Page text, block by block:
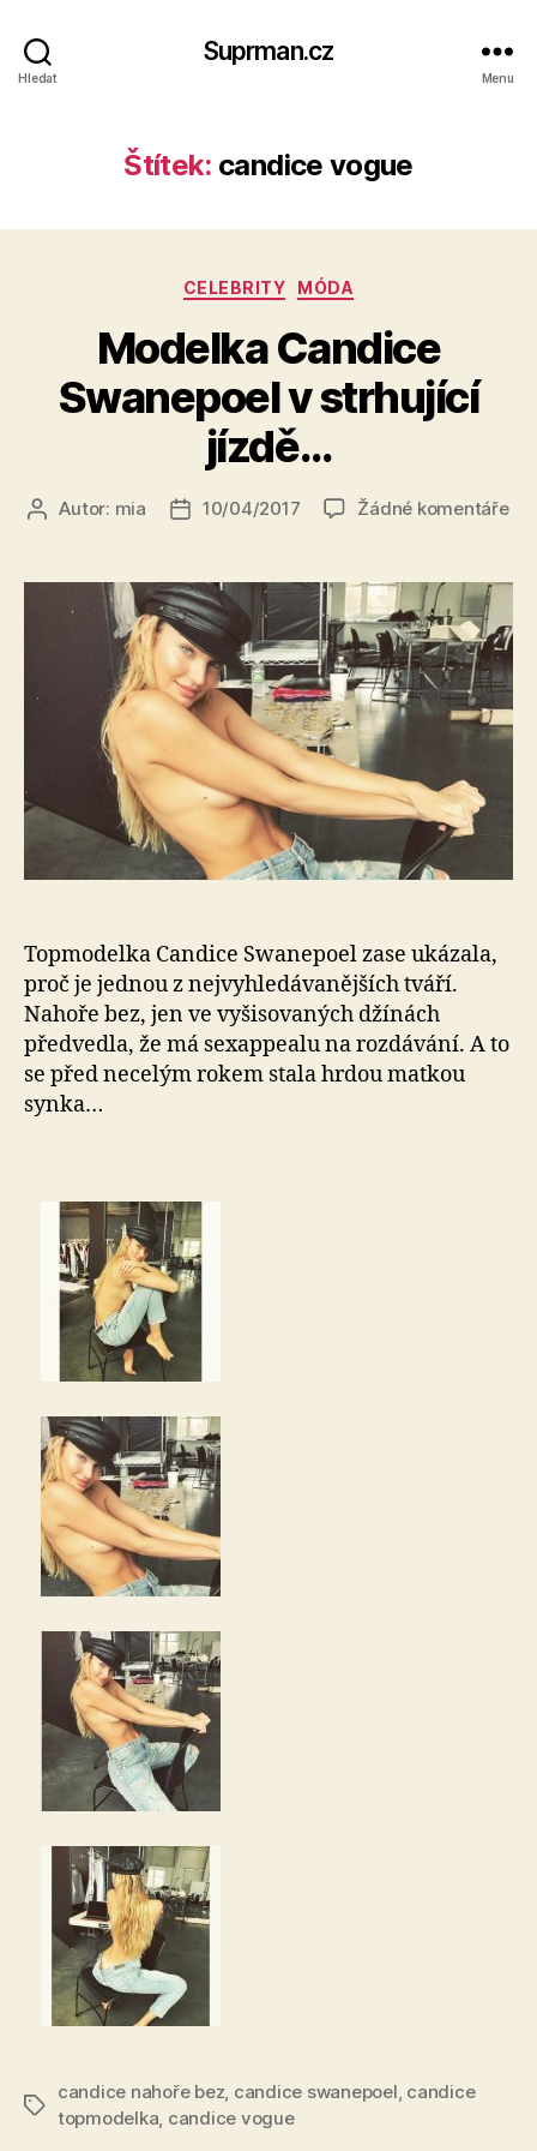
Hledat
Suprman.cz
Menu
Štítek: candice vogue
Rubriky
CELEBRITY MÓDA
Modelka Candice
Swanepoel v strhující
jízdě…
AutorAutor: mia
Datum
10/04/2017 Žádné komentářeu
v
Topmodelka Candice Swanepoel zase ukázala,
proč je jednou z nejvyhledávanějších tváří.
Nahoře bez, jen ve vyšisovaných džínách
předvedla, že má sexappealu na rozdávání. A to
se před necelým rokem stala hrdou matkou
synka…
Štítky
candice nahoře bez, candice swanepoel, candice
topmodelka, candice vogue